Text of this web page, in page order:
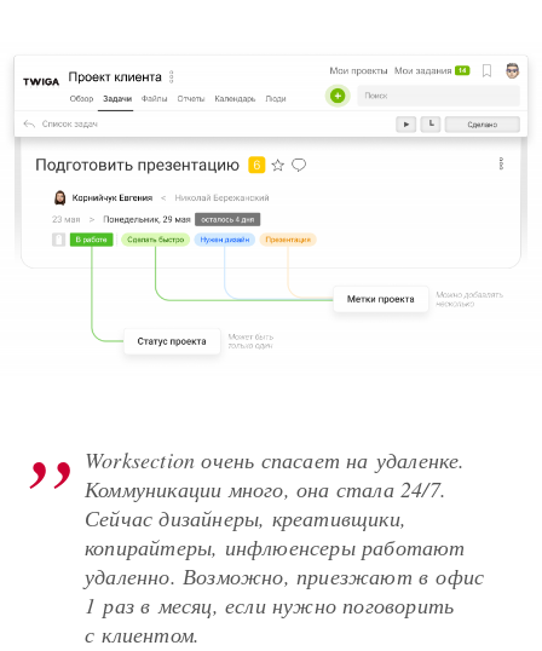
Worksection очень спасает на удаленке.
Коммуникации много, она стала 24/7.
Сейчас дизайнеры, креативщики,
копирайтеры, инфлюенсеры работают
удаленно. Возможно, приезжают в офис
1 раз в месяц, если нужно поговорить
с клиентом.